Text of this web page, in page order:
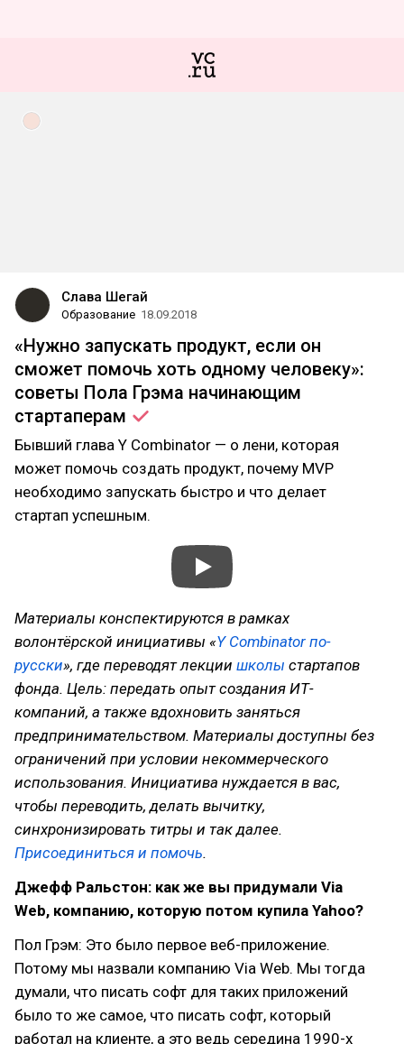
Слава Шегай
Образование 18.09.2018
«Нужно запускать продукт, если он
сможет помочь хоть одному человеку»:
советы Пола Грэма начинающим
стартаперам
Бывший глава Y Combinator — о лени, которая
может помочь создать продукт, почему MVP
необходимо запускать быстро и что делает
стартап успешным.
Материалы конспектируются в рамках
волонтёрской инициативы «Y Combinator по-
русски», где переводят лекции школы стартапов
фонда. Цель: передать опыт создания ИТ-
компаний, а также вдохновить заняться
предпринимательством. Материалы доступны без
ограничений при условии некоммерческого
использования. Инициатива нуждается в вас,
чтобы переводить, делать вычитку,
синхронизировать титры и так далее.
Присоединиться и помочь.
Джефф Ральстон: как же вы придумали Via
Web, компанию, которую потом купила Yahoo?
Пол Грэм: Это было первое веб-приложение.
Потому мы назвали компанию Via Web. Мы тогда
думали, что писать софт для таких приложений
было то же самое, что писать софт, который
работал на клиенте, а это ведь середина 1990-х